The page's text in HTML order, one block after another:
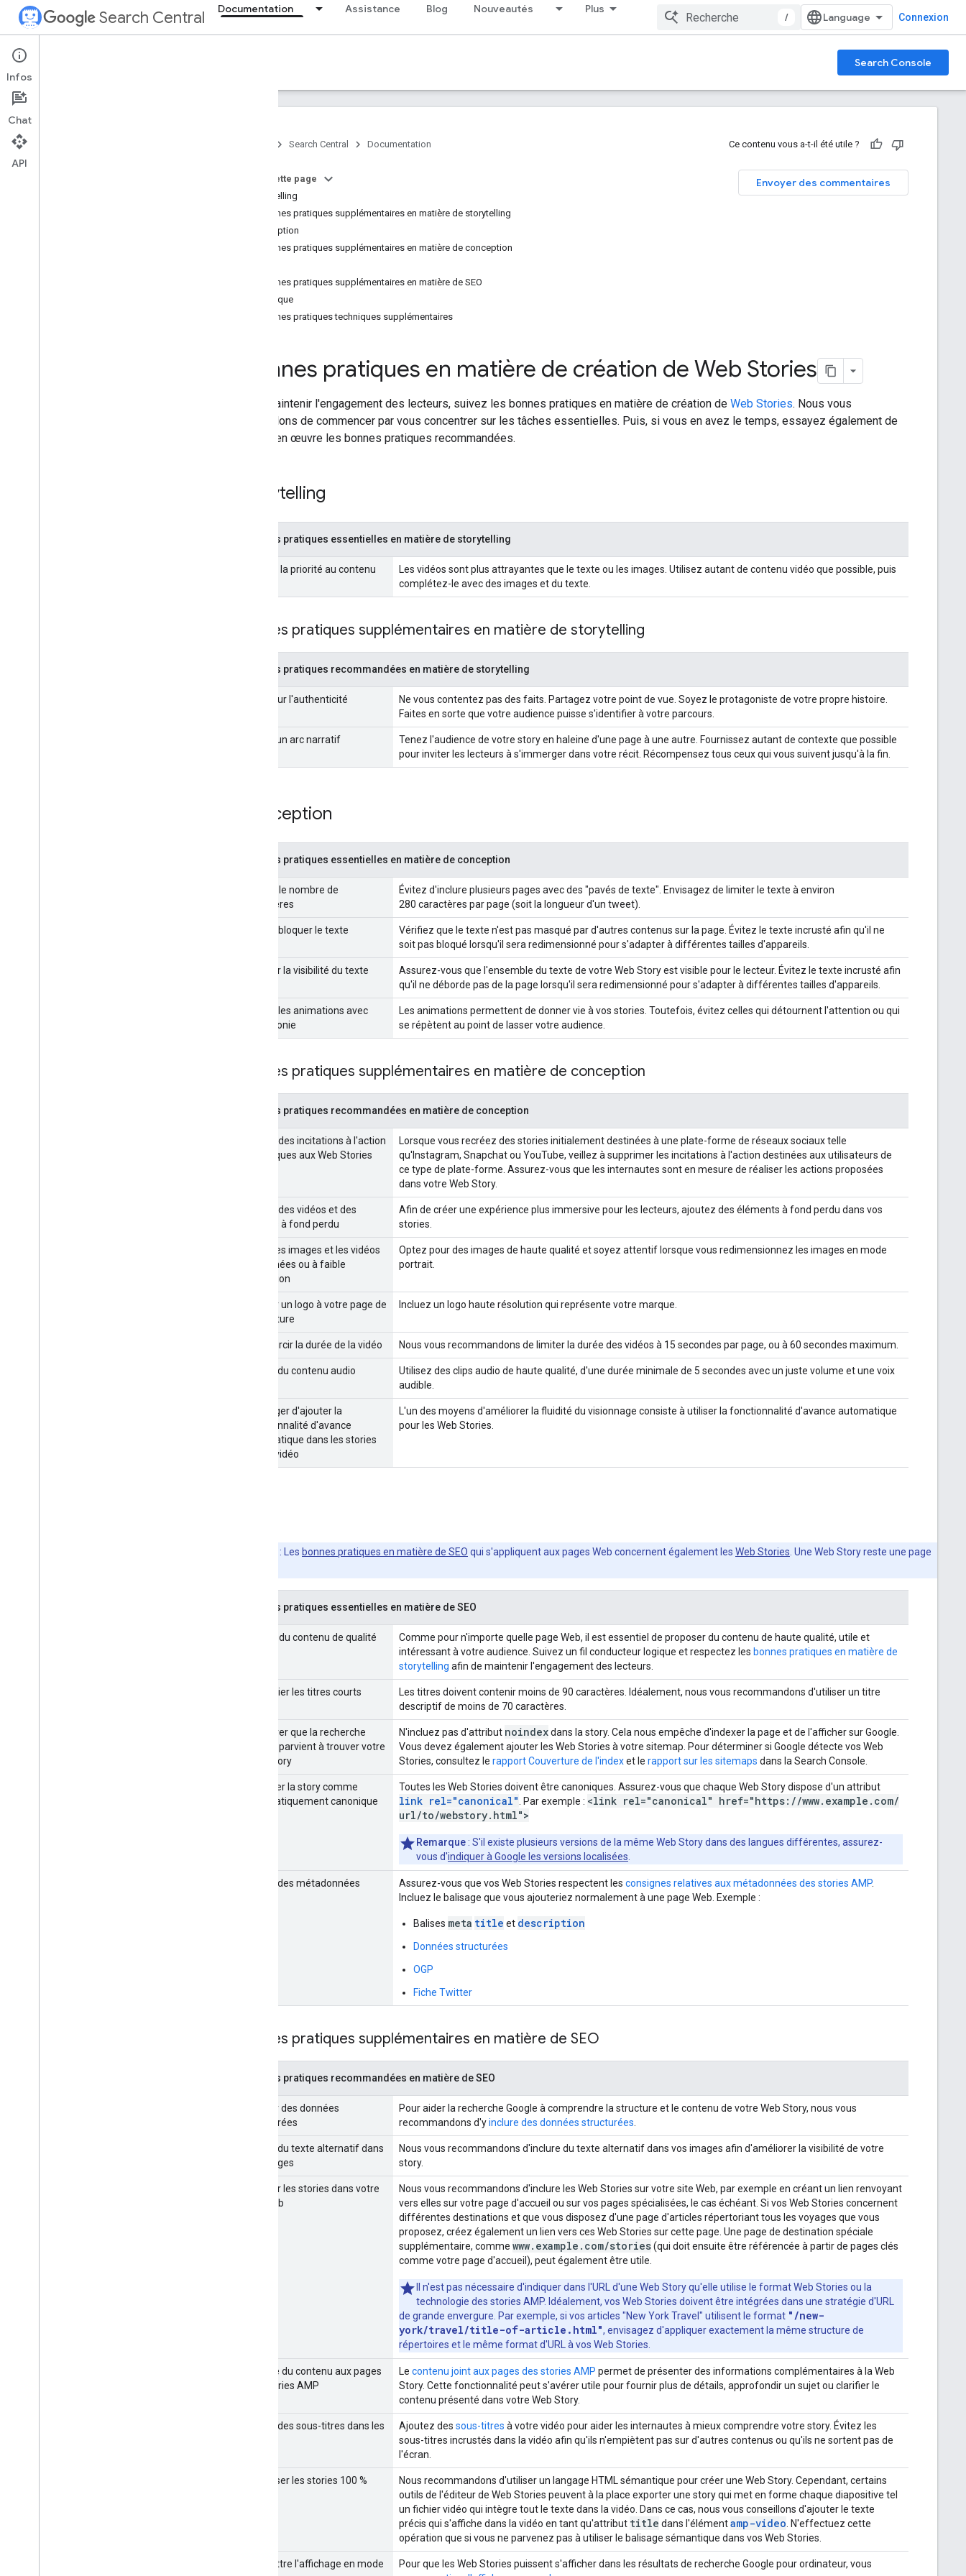
Search Central Documentation Assistance Blog Nouveautés Plus
/ Connexion
Documentation Search Console
Principes de base du SEO
Search Central Documentation Ce contenu vous a-t-il été utile ?
Envoyer des commentaires
Sur cette page
Storytelling
Bonnes pratiques supplémentaires en matière de storytelling
Conception
Bonnes pratiques supplémentaires en matière de conception
Bonnes pratiques supplémentaires en matière de SEO
Technique
Bonnes pratiques techniques supplémentaires
Bonnes pratiques en matière de création de Web Stories
Pour maintenir l'engagement des lecteurs, suivez les bonnes pratiques en matière de création de Web Stories. Nous vous
conseillons de commencer par vous concentrer sur les tâches essentielles. Puis, si vous en avez le temps, essayez également de
mettre en œuvre les bonnes pratiques recommandées.
Storytelling
Bonnes pratiques essentielles en matière de storytelling
Donner la priorité au contenu
Les vidéos sont plus attrayantes que le texte ou les images. Utilisez autant de contenu vidéo que possible, puis
complétez-le avec des images et du texte.
Bonnes pratiques supplémentaires en matière de storytelling
Bonnes pratiques recommandées en matière de storytelling
Miser sur l'authenticité
Ne vous contentez pas des faits. Partagez votre point de vue. Soyez le protagoniste de votre propre histoire.
Faites en sorte que votre audience puisse s'identifier à votre parcours.
Suivre un arc narratif
Tenez l'audience de votre story en haleine d'une page à une autre. Fournissez autant de contexte que possible
pour inviter les lecteurs à s'immerger dans votre récit. Récompensez tous ceux qui vous suivent jusqu'à la fin.
Conception
Bonnes pratiques essentielles en matière de conception
Limiter le nombre de
caractères
Évitez d'inclure plusieurs pages avec des "pavés de texte". Envisagez de limiter le texte à environ
280 caractères par page (soit la longueur d'un tweet).
Ne pas bloquer le texte
Vérifiez que le texte n'est pas masqué par d'autres contenus sur la page. Évitez le texte incrusté afin qu'il ne
soit pas bloqué lorsqu'il sera redimensionné pour s'adapter à différentes tailles d'appareils.
Assurer la visibilité du texte
Assurez-vous que l'ensemble du texte de votre Web Story est visible pour le lecteur. Évitez le texte incrusté afin
qu'il ne déborde pas de la page lorsqu'il sera redimensionné pour s'adapter à différentes tailles d'appareils.
Utiliser les animations avec
parcimonie
Les animations permettent de donner vie à vos stories. Toutefois, évitez celles qui détournent l'attention ou qui
se répètent au point de lasser votre audience.
Bonnes pratiques supplémentaires en matière de conception
Bonnes pratiques recommandées en matière de conception
Utiliser des incitations à l'action
spécifiques aux Web Stories
Lorsque vous recréez des stories initialement destinées à une plate-forme de réseaux sociaux telle
qu'Instagram, Snapchat ou YouTube, veillez à supprimer les incitations à l'action destinées aux utilisateurs de
ce type de plate-forme. Assurez-vous que les internautes sont en mesure de réaliser les actions proposées
dans votre Web Story.
Utiliser des vidéos et des
images à fond perdu
Afin de créer une expérience plus immersive pour les lecteurs, ajoutez des éléments à fond perdu dans vos
stories.
Éviter les images et les vidéos
déformées ou à faible
résolution
Optez pour des images de haute qualité et soyez attentif lorsque vous redimensionnez les images en mode
portrait.
Ajouter un logo à votre page de
couverture
Incluez un logo haute résolution qui représente votre marque.
Raccourcir la durée de la vidéo Nous vous recommandons de limiter la durée des vidéos à 15 secondes par page, ou à 60 secondes maximum.
Inclure du contenu audio
Utilisez des clips audio de haute qualité, d'une durée minimale de 5 secondes avec un juste volume et une voix
audible.
Envisager d'ajouter la
fonctionnalité d'avance
automatique dans les stories
100 % vidéo
L'un des moyens d'améliorer la fluidité du visionnage consiste à utiliser la fonctionnalité d'avance automatique
pour les Web Stories.
: Les bonnes pratiques en matière de SEO qui s'appliquent aux pages Web concernent également les Web Stories . Une Web Story reste une page
Bonnes pratiques essentielles en matière de SEO
Fournir du contenu de qualité
Comme pour n'importe quelle page Web, il est essentiel de proposer du contenu de haute qualité, utile et
intéressant à votre audience. Suivez un fil conducteur logique et respectez les bonnes pratiques en matière de
storytelling afin de maintenir l'engagement des lecteurs.
Privilégier les titres courts
Les titres doivent contenir moins de 90 caractères. Idéalement, nous vous recommandons d'utiliser un titre
descriptif de moins de 70 caractères.
S'assurer que la recherche
Google parvient à trouver votre
Web Story
N'incluez pas d'attribut noindexdans la story. Cela nous empêche d'indexer la page et de l'afficher sur Google.
Vous devez également ajouter les Web Stories à votre sitemap. Pour déterminer si Google détecte vos Web
Stories, consultez le rapport Couverture de l'indexet le rapport sur les sitemaps dans la Search Console.
Désigner la story comme
automatiquement canonique
Toutes les Web Stories doivent être canoniques. Assurez-vous que chaque Web Story dispose d'un attribut
link rel="canonical" . Par exemple : <link rel="canonical" href="https: //www. example . com/
url/to/webstory. html">
Remarque : S'il existe plusieurs versions de la même Web Story dans des langues différentes, assurez-
vous d'indiquer à Google les versions localisées
Inclure des métadonnées Assurez-vous que vos Web Stories respectent les consignes relatives aux métadonnées des stories AMP.
Incluez le balisage que vous ajouteriez normalement à une page Web. Exemple :
Balises meta title et description
Données structurées
OGP
Fiche Twitter
Bonnes pratiques supplémentaires en matière de SEO
Bonnes pratiques recommandées en matière de SEO
Ajouter des données
structurées
Pour aider la recherche Google à comprendre la structure et le contenu de votre Web Story, nous vous
recommandons d'yinclure des données structurées
Inclure du texte alternatif dans
les images
Nous vous recommandons d'inclure du texte alternatif dans vos images afin d'améliorer la visibilité de votre
story.
Intégrer les stories dans votre
site Web
Nous vous recommandons d'inclure les Web Stories sur votre site Web, par exemple en créant un lien renvoyant
vers elles sur votre page d'accueil ou sur vos pages spécialisées, le cas échéant. Si vos Web Stories concernent
différentes destinations et que vous disposez d'une page d'articles répertoriant tous les voyages que vous
proposez, créez également un lien vers ces Web Stories sur cette page. Une page de destination spéciale
supplémentaire, comme www.example.com/stories(qui doit ensuite être référencée à partir de pages clés
comme votre page d'accueil), peut également être utile.
Il n'est pas nécessaire d'indiquer dans l'URL d'une Web Story qu'elle utilise le format Web Stories ou la
technologie des stories AMP. Idéalement, vos Web Stories doivent être intégrées dans une stratégie d'URL
de grande envergure. Par exemple, si vos articles "New York Travel" utilisent le format "/new-
york/travel/title-of-article.html", envisagez d'appliquer exactement la même structure de
répertoires et le même format d'URL à vos Web Stories.
Joindre du contenu aux pages
des stories AMP
Le contenu joint aux pages des stories AMP permet de présenter des informations complémentaires à la Web
Story. Cette fonctionnalité peut s'avérer utile pour fournir plus de détails, approfondir un sujet ou clarifier le
contenu présenté dans votre Web Story.
Inclure des sous-titres dans les
Ajoutez des sous-titres à votre vidéo pour aider les internautes à mieux comprendre votre story. Évitez les
sous-titres incrustés dans la vidéo afin qu'ils n'empiètent pas sur d'autres contenus ou qu'ils ne sortent pas de
l'écran.
Optimiser les stories 100 %
Nous recommandons d'utiliser un langage HTML sémantique pour créer une Web Story. Cependant, certains
outils de l'éditeur de Web Stories peuvent à la place exporter une story qui met en forme chaque diapositive tel
un fichier vidéo qui intègre tout le texte dans la vidéo. Dans ce cas, nous vous conseillons d'ajouter le texte
précis qui s'affiche dans la vidéo en tant qu'attribut title dans l'élémentamp-video . N'effectuez cette
opération que si vous ne parvenez pas à utiliser le balisage sémantique dans vos Web Stories.
Permettre l'affichage en mode
Pour que les Web Stories puissent s'afficher dans les résultats de recherche Google pour ordinateur, vous
Infos
Chat
API